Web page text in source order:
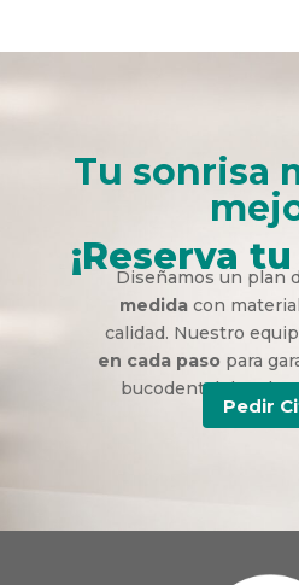
Tu sonrisa
¡Reserva
Diseñamos un plan
medida con
calidad. Nuestro
en cada paso para
bucodental
Pedir